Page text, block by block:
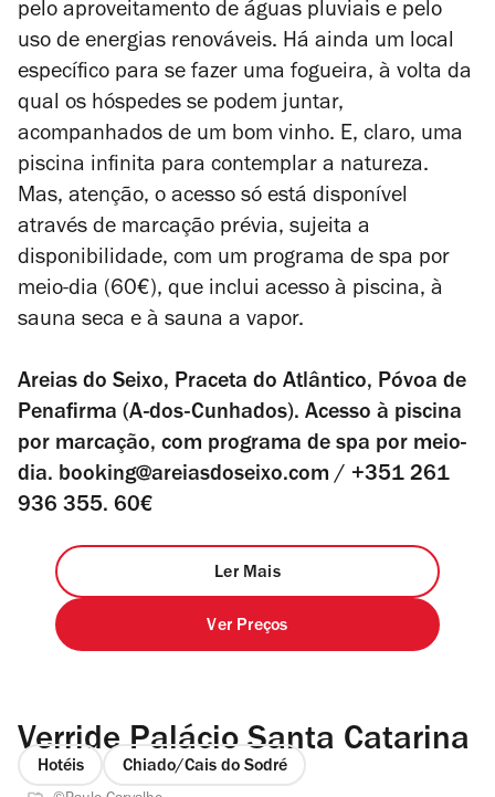
pelo aproveitamento de águas pluviais e pelo
uso de energias renováveis. Há ainda um local
específico para se fazer uma fogueira, à volta da
qual os hóspedes se podem juntar,
acompanhados de um bom vinho. E, claro, uma
piscina infinita para contemplar a natureza.
Mas, atenção, o acesso só está disponível
através de marcação prévia, sujeita a
disponibilidade, com um programa de spa por
meio-dia (60€), que inclui acesso à piscina, à
sauna seca e à sauna a vapor.
Areias do Seixo, Praceta do Atlântico, Póvoa de
Penafirma (A-dos-Cunhados). Acesso à piscina
por marcação, com programa de spa por meio-
dia. booking@areiasdoseixo.com / +351 261
936 355. 60€
Ler Mais
Ver Preços
Verride Palácio Santa Catarina
Hotéis Chiado/Cais do Sodré